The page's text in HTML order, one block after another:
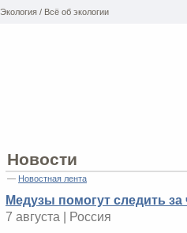
Экология / Всё об экологии
Новости
— Новостная лента
Медузы помогут следить
7 августа | Россия